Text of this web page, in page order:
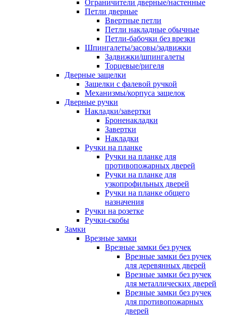
Ограничители дверные/настенные
Петли дверные
Ввертные петли
Петли накладные обычные
Петли-бабочки без врезки
Шпингалеты/засовы/задвижки
Задвижки/шпингалеты
Торцевые/ригеля
Дверные защелки
Защелки с фалевой ручкой
Механизмы/корпуса защелок
Дверные ручки
Накладки/завертки
Броненакладки
Завертки
Накладки
Ручки на планке
Ручки на планке для
противопожарных дверей
Ручки на планке для
узкопрофильных дверей
Ручки на планке общего
назначения
Ручки на розетке
Ручки-скобы
Замки
Врезные замки
Врезные замки без ручек
Врезные замки без ручек
для деревянных дверей
Врезные замки без ручек
для металлических дверей
Врезные замки без ручек
для противопожарных
дверей